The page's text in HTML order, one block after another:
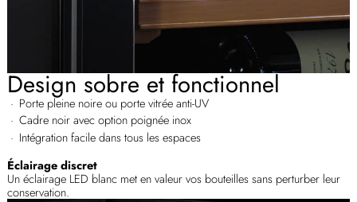
Design sobre et fonctionnel
Porte pleine noire ou porte vitrée anti-UV
Cadre noir avec option poignée inox
Intégration facile dans tous les espaces
Éclairage discret
Un éclairage LED blanc met en valeur vos bouteilles sans perturber leur
conservation.